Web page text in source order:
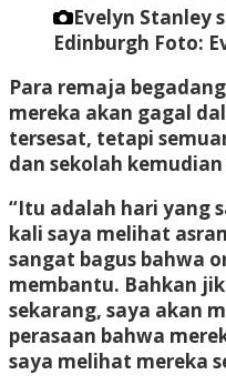
Evelyn Stanley
Edinburgh Foto:
Para remaja
mereka akan gagal
tersesat, tetapi
dan sekolah
“Itu adalah hari yang
kali saya melihat
sangat bagus bahwa
membantu. Bahkan
sekarang, saya akan
perasaan bahwa
saya melihat mereka